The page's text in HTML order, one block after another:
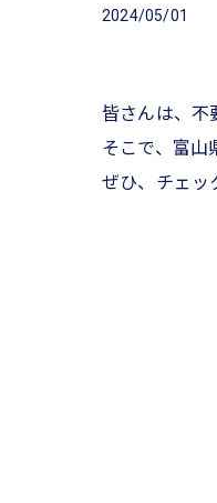
2024/05/01
皆さんは、不
そこで、富山
ぜひ、チェッ